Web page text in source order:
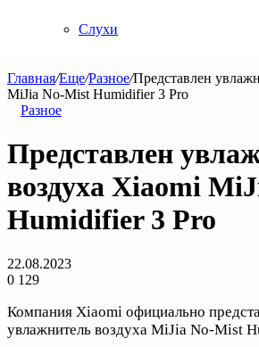
Слухи
Главная/Еще/Разное/Представлен
MiJia No-Mist Humidifier 3 Pro
Разное
Представлен
воздуха Xiaomi
Humidifier 3 Pro
22.08.2023
0 129
Компания Xiaomi официально
увлажнитель воздуха MiJia No-Mist